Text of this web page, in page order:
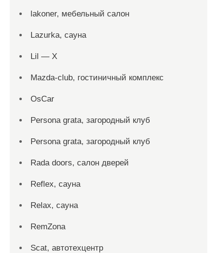
lakoner, мебельный салон
Lazurka, сауна
Lil — X
Mazda-club, гостиничный комплекс
OsCar
Persona grata, загородный клуб
Persona grata, загородный клуб
Rada doors, салон дверей
Reflex, сауна
Relax, сауна
RemZona
Scat, автотехцентр